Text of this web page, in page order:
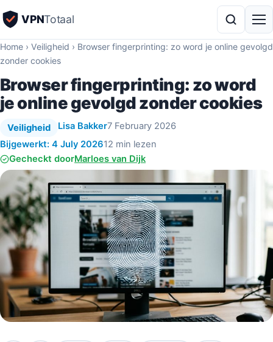
VPNTotaal
Home › Veiligheid › Browser fingerprinting: zo word je online gevolgd
zonder cookies
Browser fingerprinting: zo word
je online gevolgd zonder cookies
Veiligheid Lisa Bakker7 February 2026
Bijgewerkt: 4 July 202612 min lezen
Gecheckt doorMarloes van Dijk